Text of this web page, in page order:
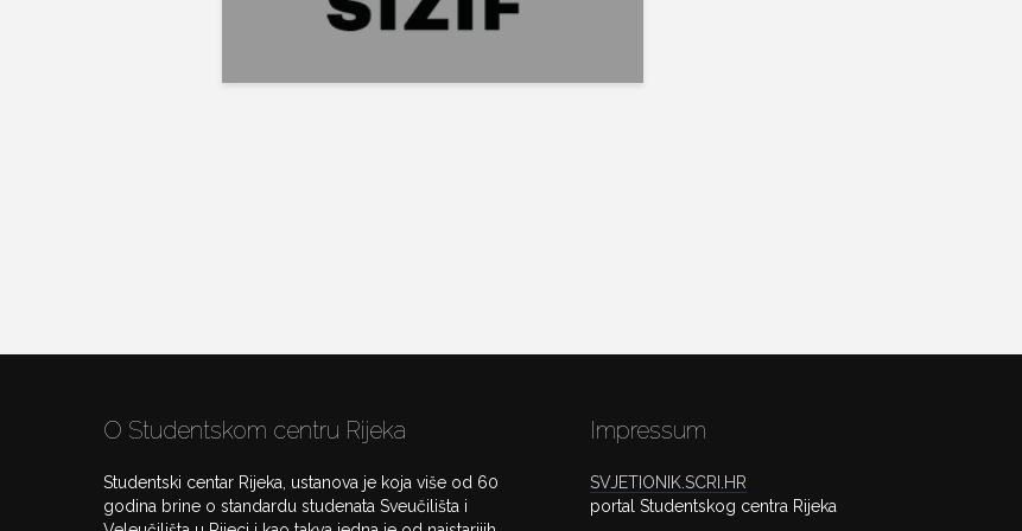
O Studentskom centru Rijeka
Studentski centar Rijeka, ustanova je koja više od 60
godina brine o standardu studenata Sveučilišta i
Impressum
SVJETIONIK.SCRI.HR
portal Studentskog centra Rijeka